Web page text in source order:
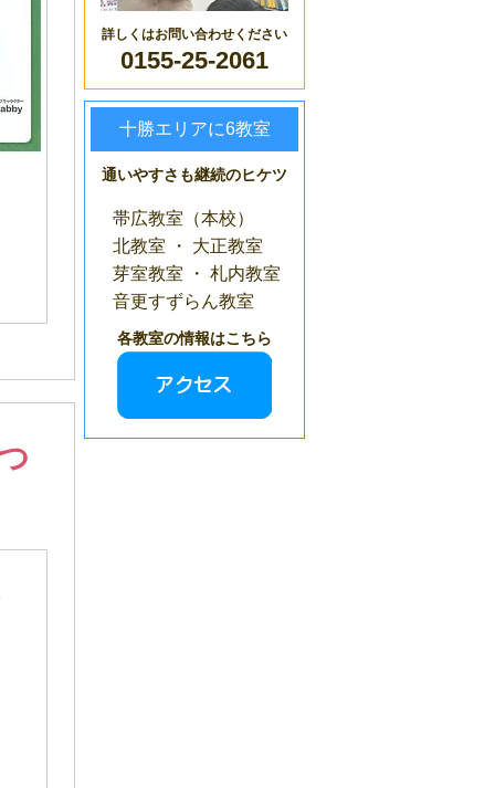
詳しくはお問い合わせください
0155-25-2061
十勝エリアに6教室
通いやすさも継続のヒケツ
帯広教室（本校）
北教室 ・ 大正教室
芽室教室 ・ 札内教室
音更すずらん教室
各教室の情報はこちら